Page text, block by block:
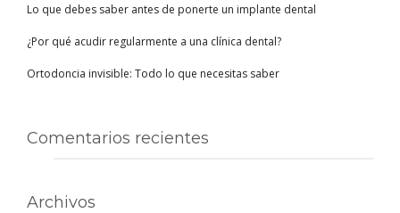
Lo que debes saber antes de ponerte un implante dental
¿Por qué acudir regularmente a una clínica dental?
Ortodoncia invisible: Todo lo que necesitas saber
Comentarios recientes
Archivos